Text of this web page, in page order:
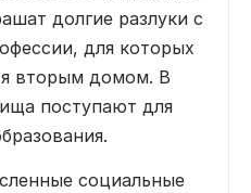
долгие разлуки с
для которых
вторым домом. В
поступают для
социальные